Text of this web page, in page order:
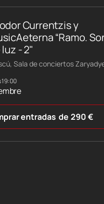
19:00
Currentzis y
“Ramo.
- 2"
Sala de conciertos
entradas de 290€